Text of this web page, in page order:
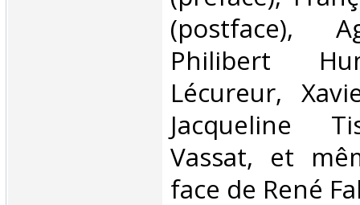
(postface),
Philibert
Lécureur,
Jacqueline
Vassat, et
face de René